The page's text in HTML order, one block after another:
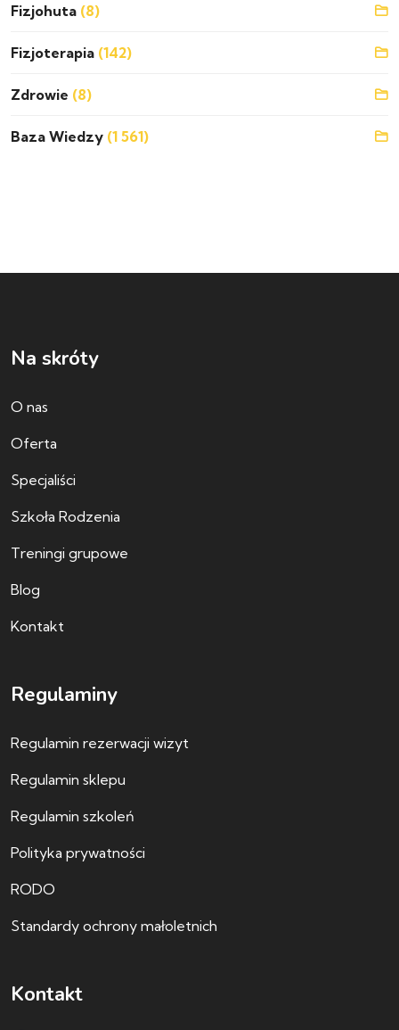
Fizjohuta (8)
Fizjoterapia (142)
Zdrowie (8)
Baza Wiedzy (1 561)
Na skróty
O nas
Oferta
Specjaliści
Szkoła Rodzenia
Treningi grupowe
Blog
Kontakt
Regulaminy
Regulamin rezerwacji wizyt
Regulamin sklepu
Regulamin szkoleń
Polityka prywatności
RODO
Standardy ochrony małoletnich
Kontakt